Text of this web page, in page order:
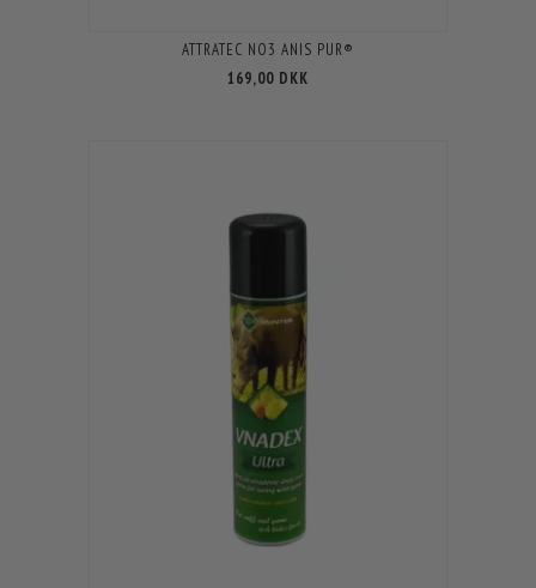
ATTRATEC NO3 ANIS PUR®
169,00 DKK